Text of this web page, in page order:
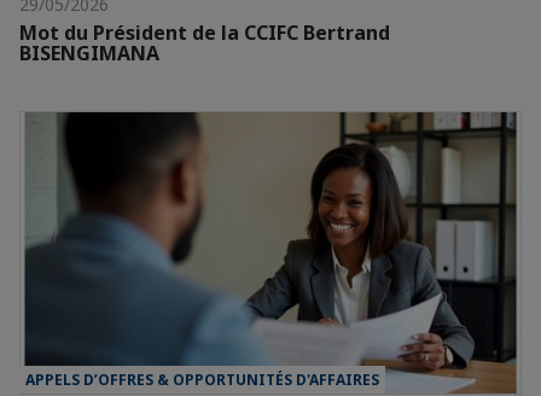
Mot du Président de la CCIFC Bertrand
BISENGIMANA
APPELS D’OFFRES & OPPORTUNITÉS D'AFFAIRES